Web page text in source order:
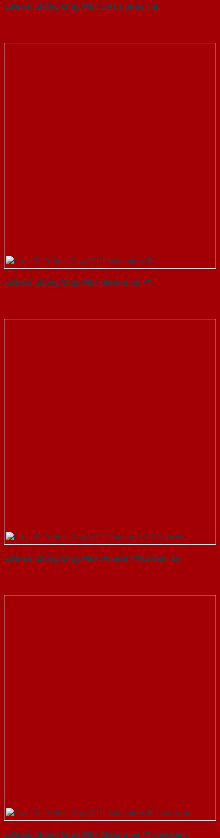
Cửa Gỗ Chống Cháy MDF O4 C1 phao chi
Cửa Gỗ Chống Cháy MDF Melamine P1
Cửa Gỗ Chống Cháy MDF Veneer P1R2 Cam xe
Cửa Gỗ Chống Cháy MDF Melamine P1 van kem